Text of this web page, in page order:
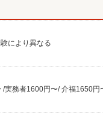
により異なる
実務者1600円〜/ 介福1650